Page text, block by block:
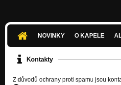
NOVINKY O KAPELE
Kontakty
Z důvodů ochrany proti spamu jsou